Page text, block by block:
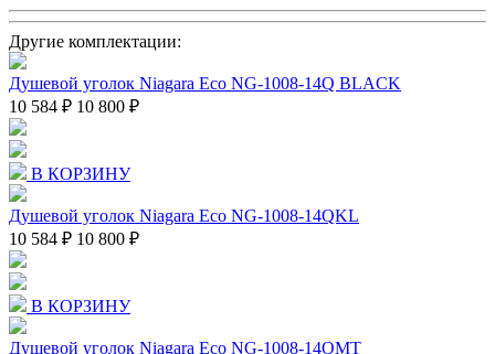
Другие комплектации:
Душевой уголок Niagara Eco NG-1008-14Q BLACK
10 584 ₽ 10 800 ₽
В КОРЗИНУ
Душевой уголок Niagara Eco NG-1008-14QKL
10 584 ₽ 10 800 ₽
В КОРЗИНУ
Душевой уголок Niagara Eco NG-1008-14QMT